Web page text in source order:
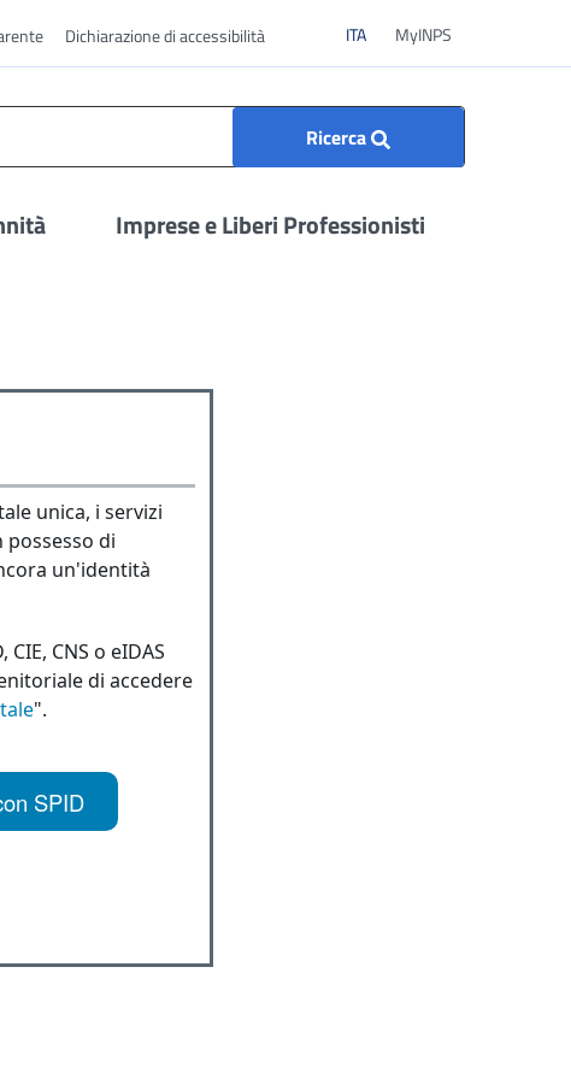
Dichiarazione di accessibilità ITAITA MyINPS
Ricerca
Imprese e Liberi Professionisti
unica, i servizi
possesso di
un'identità
CNS o eIDAS
di accedere
".
SPID